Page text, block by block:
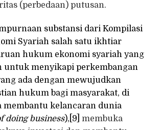
(perbedaan) putusan.
substansi dari Kompilasi
Syariah salah satu ikhtiar
hukum ekonomi syariah yang
untuk menyikapi perkembangan
ada dengan mewujudkan
hukum bagi masyarakat, di
membantu kelancaran dunia
doing business), [9] membuka